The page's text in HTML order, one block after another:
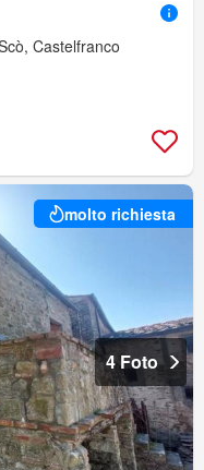
Castelfranco
molto richiesta
4 Foto